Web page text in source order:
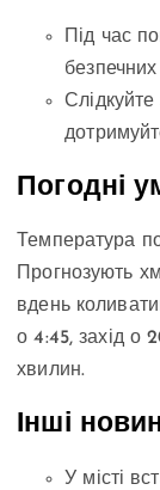
Під час
безпечних
Погодні
Температура
Прогнозують
вдень
о 4:45, захід о
хвилин.
Інші
У місті